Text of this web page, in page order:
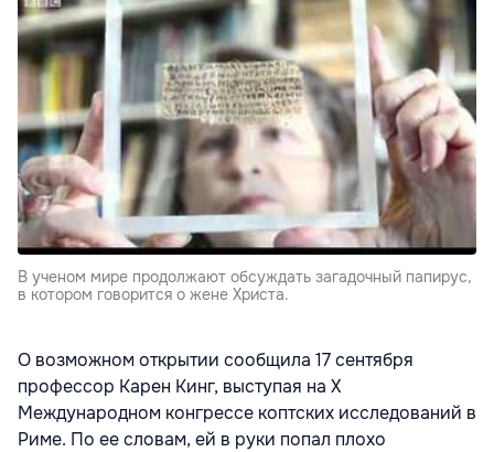
В ученом мире продолжают обсуждать загадочный папирус,
в котором говорится о жене Христа.
О возможном открытии сообщила 17 сентября
профессор Карен Кинг, выступая на X
Международном конгрессе коптских исследований в
Риме. По ее словам, ей в руки попал плохо